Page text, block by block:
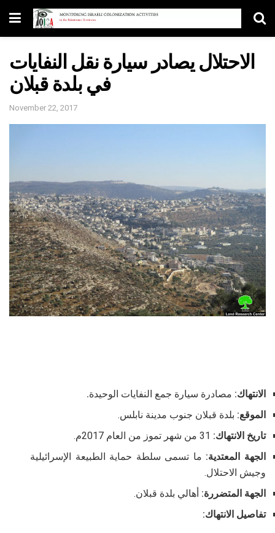
الاحتلال يصادر سيارة نقل النفايات
في بلدة قبلان
November 22, 2017
الانتهاك: مصادرة سيارة جمع النفايات الوحيدة.
الموقع: بلدة قبلان جنوب مدينة نابلس.
تاريخ الانتهاك:
الجهة المعتدية: ما تسمى سلطة حماية الطبيعة الإسرائيلية
وجيش الاحتلال.
الجهة المتضررة: أهالي بلدة قبلان.
تفاصيل الانتهاك: